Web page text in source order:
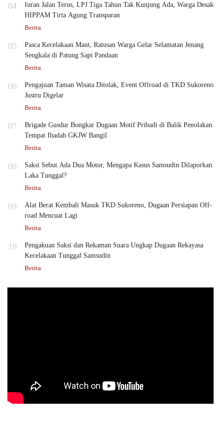
04
Iuran Jalan Terus, LPJ Tiga Tahun Tak Kunjung Ada, Warga Desak
HIPPAM Tirta Agung Transparan
Berita
05
Pasca Kecelakaan Maut, Ratusan Warga Gelar Selamatan Jenang
Sengkala di Patung Sapi Pandaan
Berita
06
Pengajuan Taman Wisata Ditolak, Event Offroad di TKD Sukoreno
Justru Digelar
Berita
07
Brigade Gusdur Bongkar Dugaan Motif Pribadi di Balik Penolakan
Tempat Ibadah GKJW Bangil
Berita
08
Saksi Sebut Ada Dua Motor, Mengapa Kasus Samsudin Dilaporkan
Laka Tunggal?
Berita
09
Alat Berat Kembali Masuk TKD Sukoreno, Dugaan Persiapan Off-
road Mencuat Lagi
Berita
10
Pengakuan Saksi dan Rekaman Suara Ungkap Dugaan Rekayasa
Kecelakaan Tunggal Samsudin
Berita